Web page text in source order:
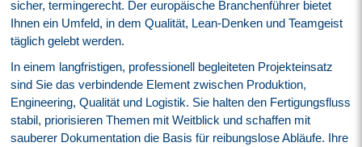
sicher, termingerecht. Der europäische Branchenführer bietet
Ihnen ein Umfeld, in dem Qualität, Lean-Denken und Teamgeist
täglich gelebt werden.
In einem langfristigen, professionell begleiteten Projekteinsatz
sind Sie das verbindende Element zwischen Produktion,
Engineering, Qualität und Logistik. Sie halten den Fertigungsfluss
stabil, priorisieren Themen mit Weitblick und schaffen mit
sauberer Dokumentation die Basis für reibungslose Abläufe. Ihre